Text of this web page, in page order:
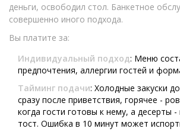
деньги, освободил стол. Банкетное
совершенно иного подхода.
Вы платите за:
Индивидуальный подход: Меню
предпочтения, аллергии гостей и
Тайминг подачи: Холодные закуски
сразу после приветствия, горячее -
когда гости готовы к нему, а десерты
тост. Ошибка в 10 минут может